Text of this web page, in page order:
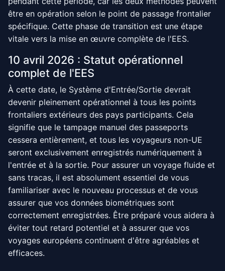
être en opération selon le point de passage frontalier
spécifique. Cette phase de transition est une étape
vitale vers la mise en œuvre complète de l'EES.
10 avril 2026 : Statut opérationnel
complet de l'EES
À cette date, le Système d'Entrée/Sortie devrait
devenir pleinement opérationnel à tous les points
frontaliers extérieurs des pays participants. Cela
signifie que le tampage manuel des passeports
cessera entièrement, et tous les voyageurs non-UE
seront exclusivement enregistrés numériquement à
l'entrée et à la sortie. Pour assurer un voyage fluide et
sans tracas, il est absolument essentiel de vous
familiariser avec le nouveau processus et de vous
assurer que vos données biométriques sont
correctement enregistrées. Être préparé vous aidera à
éviter tout retard potentiel et à assurer que vos
voyages européens continuent d'être agréables et
efficaces.